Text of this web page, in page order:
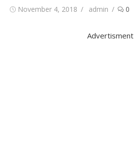
Posted
November 4, 2018 Author
admin 0
Advertisment